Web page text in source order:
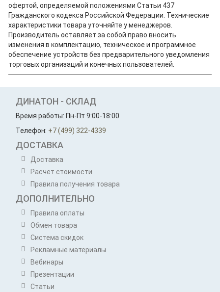
офертой, определяемой положениями Статьи 437
Гражданского кодекса Российской Федерации. Технические
характеристики товара уточняйте у менеджеров.
Производитель оставляет за собой право вносить
изменения в комплектацию, техническое и программное
обеспечение устройств без предварительного уведомления
торговых организаций и конечных пользователей.
ДИНАТОН - СКЛАД
Время работы: Пн-Пт 9:00-18:00
Телефон: +7 (499) 322-4339
ДОСТАВКА
Доставка
Расчет стоимости
Правила получения товара
ДОПОЛНИТЕЛЬНО
Правила оплаты
Обмен товара
Система скидок
Рекламные материалы
Вебинары
Презентации
Статьи